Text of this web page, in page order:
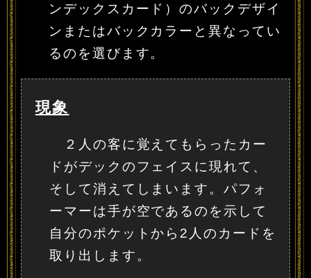
ンデックスカード）のバックデザイ
ンまたはバックカラーと異なってい
るのを選びます。
現象
２人の客に覚えてもらったカー
ドがデックのフェイスに現れて、
そして消えてしまいます。パフォ
ーマーは手が空であるのを示して
自分のポケットから2人のカードを
取り出します。